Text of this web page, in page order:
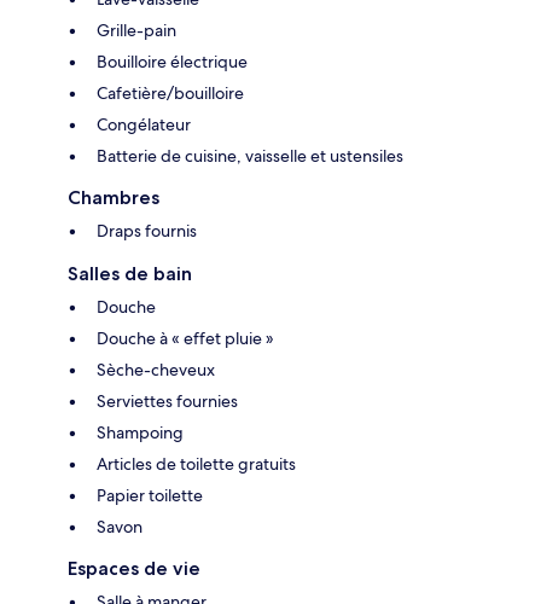
Grille-pain
Bouilloire électrique
Cafetière/bouilloire
Congélateur
Batterie de cuisine, vaisselle et ustensiles
Chambres
Draps fournis
Salles de bain
Douche
Douche à « effet pluie »
Sèche-cheveux
Serviettes fournies
Shampoing
Articles de toilette gratuits
Papier toilette
Savon
Espaces de vie